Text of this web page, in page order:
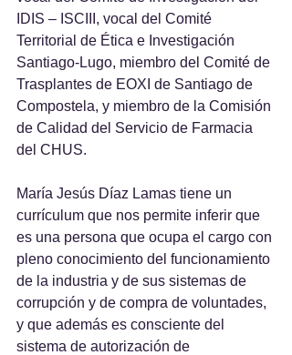
IDIS – ISCIII, vocal del Comité
Territorial de Ética e Investigación
Santiago-Lugo, miembro del Comité de
Trasplantes de EOXI de Santiago de
Compostela, y miembro de la Comisión
de Calidad del Servicio de Farmacia
del CHUS.
María Jesús Díaz Lamas tiene un
currículum que nos permite inferir que
es una persona que ocupa el cargo con
pleno conocimiento del funcionamiento
de la industria y de sus sistemas de
corrupción y de compra de voluntades,
y que además es consciente del
sistema de autorización de